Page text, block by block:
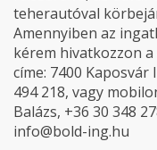
teherautóval
Amennyiben az
kérem hivatkozzon
címe: 7400 Kaposvár
494 218, vagy
Balázs, +36 30 348
info@bold-ing.hu